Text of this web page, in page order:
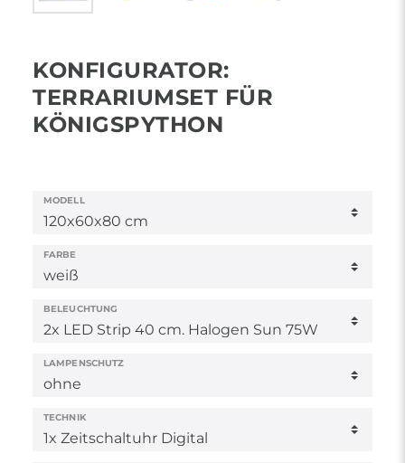
KONFIGURATOR:
TERRARIUMSET FÜR
KÖNIGSPYTHON
MODELL
FARBE
BELEUCHTUNG
LAMPENSCHUTZ
TECHNIK